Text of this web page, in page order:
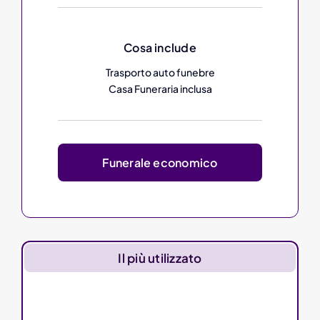
Cosa include
Trasporto auto funebre
Casa Funeraria inclusa
Funerale economico
Il più utilizzato